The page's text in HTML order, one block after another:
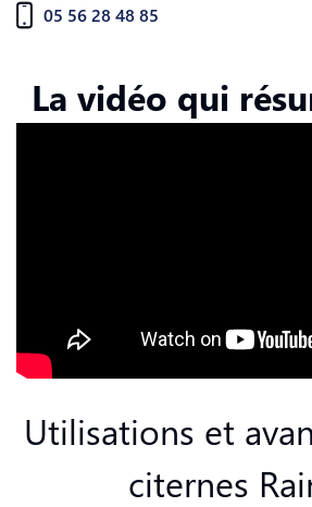
05 56 28 48 85
La vidéo qui
Utilisations et
citernes